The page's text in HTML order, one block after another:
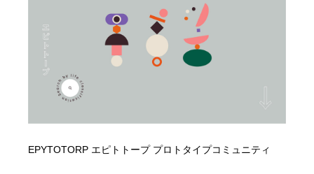
EPYTOTORP エピトトープ プロトタイプコミュニティ